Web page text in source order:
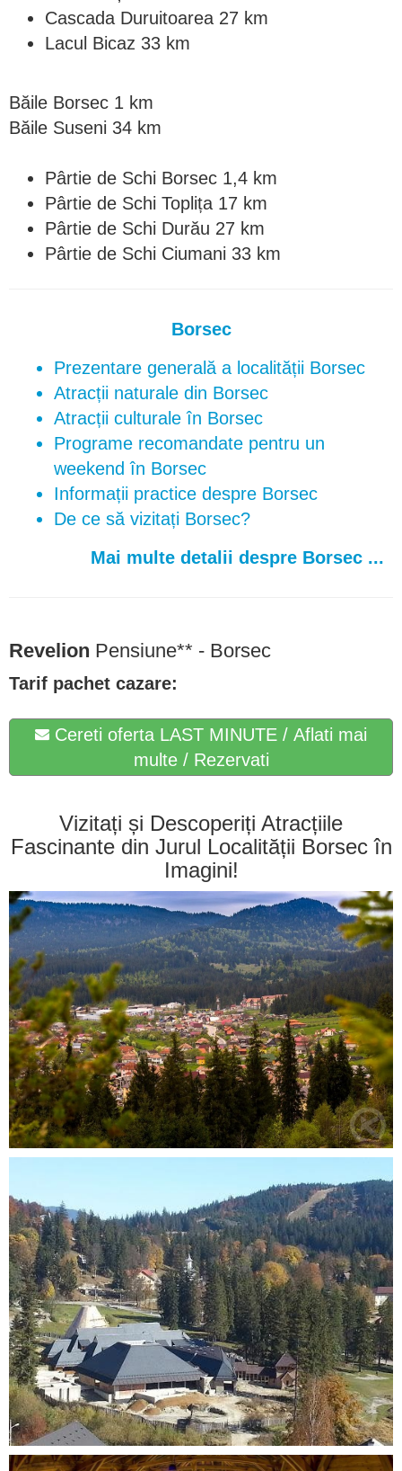
Cascada Duruitoarea 27 km
Lacul Bicaz 33 km
Băile Borsec 1 km
Băile Suseni 34 km
Pârtie de Schi Borsec 1,4 km
Pârtie de Schi Toplița 17 km
Pârtie de Schi Durău 27 km
Pârtie de Schi Ciumani 33 km
Borsec
Prezentare generală a localității Borsec
Atracții naturale din Borsec
Atracții culturale în Borsec
Programe recomandate pentru un
weekend în Borsec
Informații practice despre Borsec
De ce să vizitați Borsec?
Mai multe detalii despre Borsec ...
Revelion Pensiune** - Borsec
Tarif pachet cazare:
Cereti oferta LAST MINUTE / Aflati mai
multe / Rezervati
Vizitați și Descoperiți Atracțiile
Fascinante din Jurul Localității Borsec în
Imagini!